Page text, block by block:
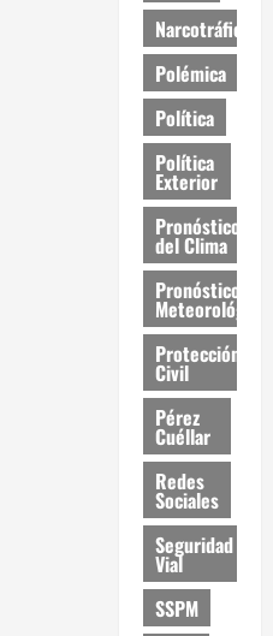
Narcotráfico
Polémica
Política
Política
Exterior
Pronóstico
del Clima
Pronóstico
Meteorológico
Protección
Civil
Pérez
Cuéllar
Redes
Sociales
Seguridad
Vial
SSPM